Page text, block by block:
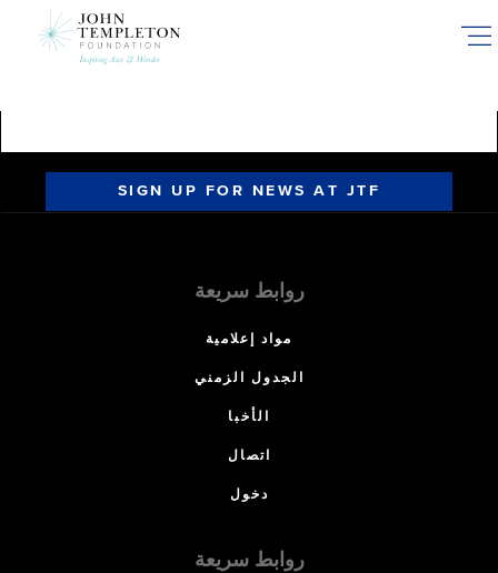
SIGN UP FOR NEWS AT JTF
روابط سريعة
مواد إعلامية
الجدول الزمني
الأخبا
اتصال
دخول
روابط سريعة